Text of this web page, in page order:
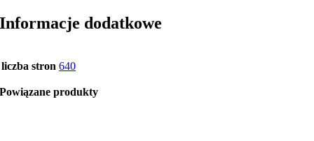
Informacje dodatkowe
liczba stron 640
Powiązane produkty